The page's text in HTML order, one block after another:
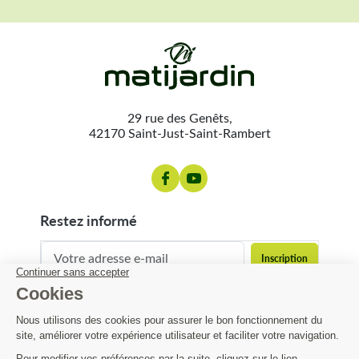
29 rue des Genêts,
42170 Saint-Just-Saint-Rambert
restez informé
contact@matijardin.fr 04 81 120 120